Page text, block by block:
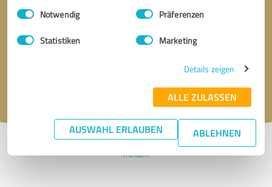
Impressum Datenschutzbestimmungen
Einwilligungsauswahl
Notwendig Präferenzen
Statistiken Marketing
Details zeigen
ALLE ZULASSEN
AUSWAHL ERLAUBEN ABLEHNEN
Datenschutzbestimmungenzu.
Profil aktiv seit 07.07.2018 |Letzte Aktualisierung: 09.07.2018
Profil
melden